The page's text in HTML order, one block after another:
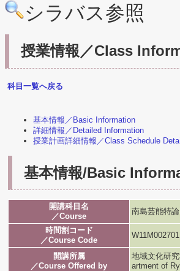
シラバス参照
授業情報／Class
科目一覧へ戻る
基本情報／Basic Information
詳細情報／Detailed Information
授業計画詳細情報／Class Schedule
基本情報/Basic
開講科目名
／Course
南島芸能特
時間割コード
／Course Code
W11M002701
開講所属
／Course Offered by
地域文化研
artment of